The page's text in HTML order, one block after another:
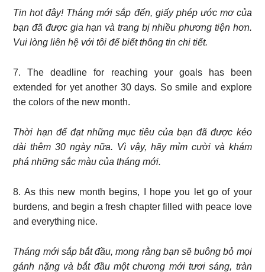
Tin hot đây! Tháng mới sắp đến, giấy phép ước mơ của
bạn đã được gia hạn và trang bị nhiều phương tiện hơn.
Vui lòng liên hệ với tôi để biết thông tin chi tiết.
7. The deadline for reaching your goals has been
extended for yet another 30 days. So smile and explore
the colors of the new month.
Thời hạn để đạt những mục tiêu của bạn đã được kéo
dài thêm 30 ngày nữa. Vì vậy, hãy mỉm cười và khám
phá những sắc màu của tháng mới.
8. As this new month begins, I hope you let go of your
burdens, and begin a fresh chapter filled with peace love
and everything nice.
Tháng mới sắp bắt đầu, mong rằng bạn sẽ buông bỏ mọi
gánh nặng và bắt đầu một chương mới tươi sáng, tràn